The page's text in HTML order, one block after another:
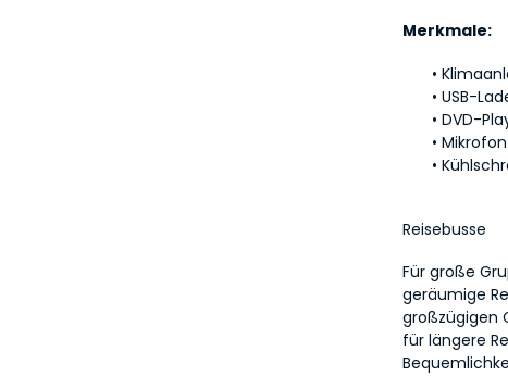
Merkmale:
USB-
DVD-
Mikrofon
Reisebusse
Für große
geräumige
großzügigen
für längere